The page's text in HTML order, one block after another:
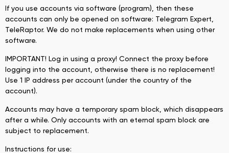
If you use accounts via software (program), then these
accounts can only be opened on software: Telegram Expert,
TeleRaptor. We do not make replacements when using other
software.
IMPORTANT! Log in using a proxy! Connect the proxy before
logging into the account, otherwise there is no replacement!
Use 1 IP address per account (under the country of the
account).
Accounts may have a temporary spam block, which disappears
after a while. Only accounts with an eternal spam block are
subject to replacement.
Instructions for use: